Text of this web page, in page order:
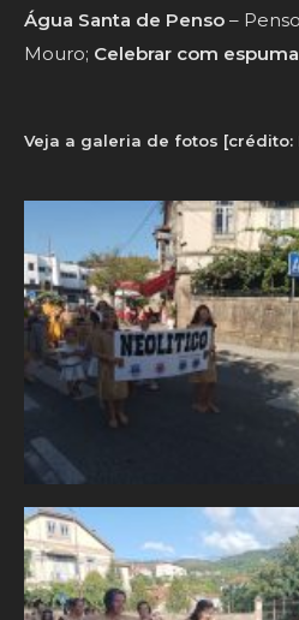
Água Santa de Penso –
Mouro; Celebrar com
Veja a galeria de fotos [crédito: